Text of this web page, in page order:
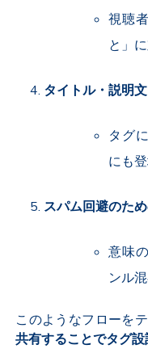
視聴
と」
タイトル・説明
タグ
にも
スパム回避のた
意味
ンル
このようなフローを
共有することでタグ